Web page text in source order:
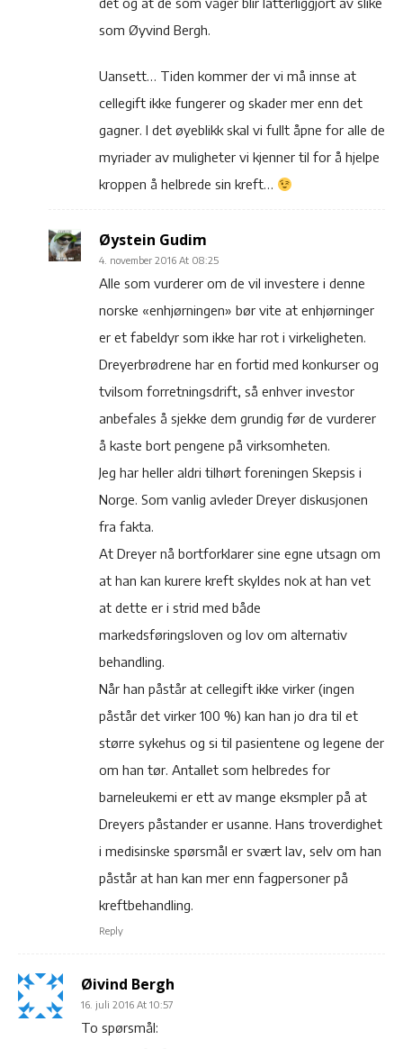
som Øyvind Bergh.
Uansett… Tiden kommer der vi må innse at
cellegift ikke fungerer og skader mer enn det
gagner. I det øyeblikk skal vi fullt åpne for alle de
myriader av muligheter vi kjenner til for å hjelpe
kroppen å helbrede sin kreft…
Øystein Gudim
4. november 2016 At 08:25
Alle som vurderer om de vil investere i denne
norske «enhjørningen» bør vite at enhjørninger
er et fabeldyr som ikke har rot i virkeligheten.
Dreyerbrødrene har en fortid med konkurser og
tvilsom forretningsdrift, så enhver investor
anbefales å sjekke dem grundig før de vurderer
å kaste bort pengene på virksomheten.
Jeg har heller aldri tilhørt foreningen Skepsis i
Norge. Som vanlig avleder Dreyer diskusjonen
fra fakta.
At Dreyer nå bortforklarer sine egne utsagn om
at han kan kurere kreft skyldes nok at han vet
at dette er i strid med både
markedsføringsloven og lov om alternativ
behandling.
Når han påstår at cellegift ikke virker (ingen
påstår det virker 100 %) kan han jo dra til et
større sykehus og si til pasientene og legene der
om han tør. Antallet som helbredes for
barneleukemi er ett av mange eksmpler på at
Dreyers påstander er usanne. Hans troverdighet
i medisinske spørsmål er svært lav, selv om han
påstår at han kan mer enn fagpersoner på
kreftbehandling.
Reply
Øivind Bergh
16. juli 2016 At 10:57
To spørsmål: